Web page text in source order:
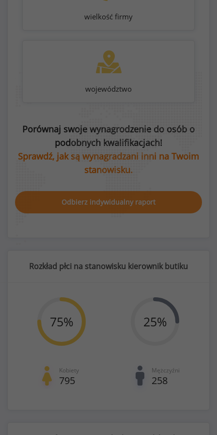
wielkość firmy
województwo
Porównaj swoje wynagrodzenie do osób o
podobnych kwalifikacjach!
Sprawdź, jak są wynagradzani inni na Twoim
stanowisku.
Odbierz indywidualny raport
Rozkład płci na stanowisku kierownik butiku
75%
Kobiety
795
25%
Mężczyźni
258